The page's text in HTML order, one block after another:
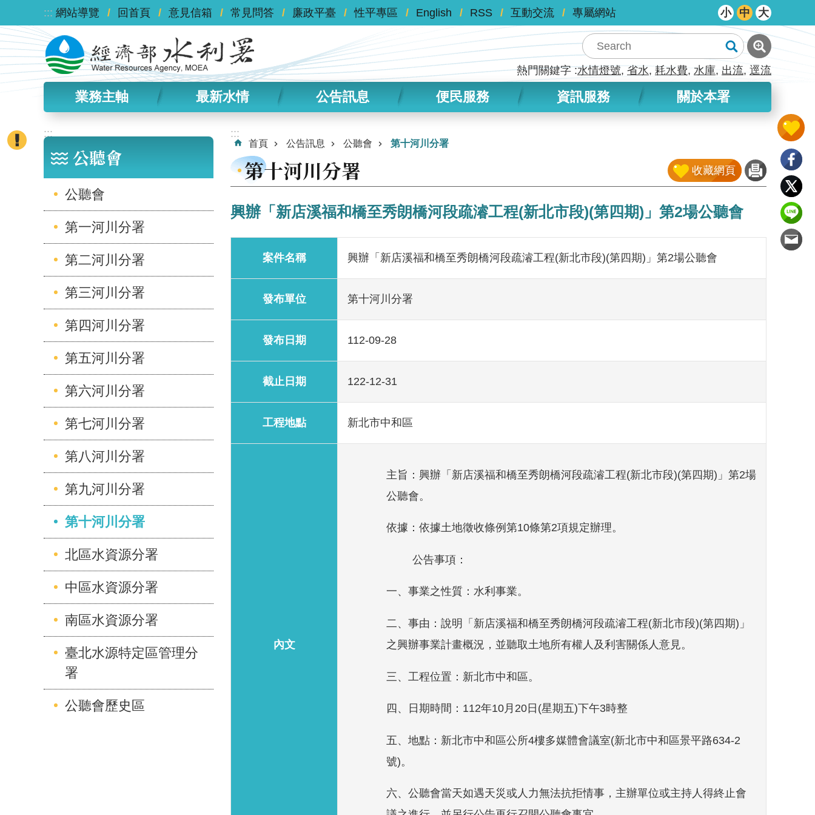
跳到主要內容區塊
::: 網站導覽 回首頁 意見信箱 常見問答 廉政平臺 性平專區 English RSS 互動交流 專屬網站 小 中 大
熱門關鍵字 水情燈號 省水 耗水費 水庫 出流 逕流
業務主軸 最新水情 公告訊息 便民服務 資訊服務 關於本署
:::
公聽會
公聽會
第一河川分署
第二河川分署
第三河川分署
第四河川分署
第五河川分署
第六河川分署
第七河川分署
第八河川分署
第九河川分署
第十河川分署
北區水資源分署
中區水資源分署
南區水資源分署
臺北水源特定區管理分
署
公聽會歷史區
:::
首頁 公告訊息 公聽會 第十河川分署
第十河川分署 收藏網頁
興辦「新店溪福和橋至秀朗橋河段疏濬工程(新北市段)(第四期)」第2場公聽會
案件名稱 興辦「新店溪福和橋至秀朗橋河段疏濬工程(新北市段)(第四期)」第2場公聽會
發布單位 第十河川分署
發布日期 112-09-28
截止日期 122-12-31
工程地點 新北市中和區
內文
主旨：興辦「新店溪福和橋至秀朗橋河段疏濬工程(新北市段)(第四期)」第2場
公聽會。
依據：依據土地徵收條例第10條第2項規定辦理。
公告事項：
一、事業之性質：水利事業。
二、事由：說明「新店溪福和橋至秀朗橋河段疏濬工程(新北市段)(第四期)」
之興辦事業計畫概況，並聽取土地所有權人及利害關係人意見。
三、工程位置：新北市中和區。
四、日期時間：112年10月20日(星期五)下午3時整
五、地點：新北市中和區公所4樓多媒體會議室(新北市中和區景平路634-2
號)。
六、公聽會當天如遇天災或人力無法抗拒情事，主辦單位或主持人得終止會